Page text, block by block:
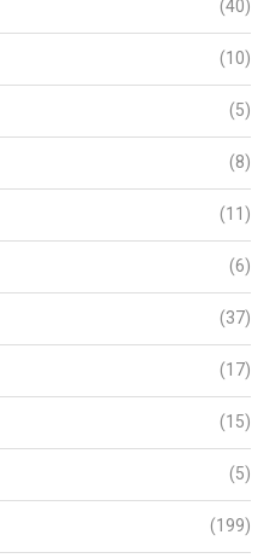
(40)
(10)
(5)
(8)
(11)
(6)
(37)
(17)
(15)
(5)
(199)